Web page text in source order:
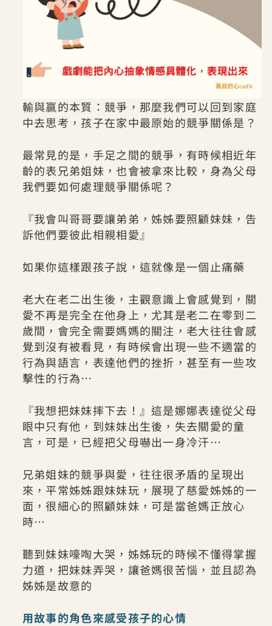
輸與贏的本質：競爭，那麼我們可以回到家庭
中去思考，孩子在家中最原始的競爭關係是？
最常見的是，手足之間的競爭，有時候相近年
齡的表兄弟姐妹，也會被拿來比較，身為父母
我們要如何處理競爭關係呢？
『我會叫哥哥要讓弟弟，姊姊要照顧妹妹，告
訴他們要彼此相親相愛』
如果你這樣跟孩子說，這就像是一個止痛藥
老大在老二出生後，主觀意識上會感覺到，關
愛不再是完全在他身上，尤其是老二在零到二
歲間，會完全需要媽媽的關注，老大往往會感
覺到沒有被看見，有時候會出現一些不適當的
行為與語言，表達他們的挫折，甚至有一些攻
擊性的行為…
『我想把妹妹摔下去！』這是娜娜表達從父母
眼中只有他，到妹妹出生後，失去關愛的童
言，可是，已經把父母嚇出一身冷汗…
兄弟姐妹的競爭與愛，往往很矛盾的呈現出
來，平常姊姊跟妹妹玩，展現了慈愛姊姊的一
面，很細心的照顧妹妹，可是當爸媽正放心
時…
聽到妹妹嚎啕大哭，姊姊玩的時候不懂得掌握
力道，把妹妹弄哭，讓爸媽很苦惱，並且認為
姊姊是故意的
用故事的角色來感受孩子的心情